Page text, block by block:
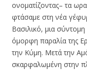
ονοματίζοντας– τα
φτάσαμε στη νέα
Βασιλικό, μια
όμορφη παραλία της
την Κύμη. Μετά την
σκαρφαλωμένη στην